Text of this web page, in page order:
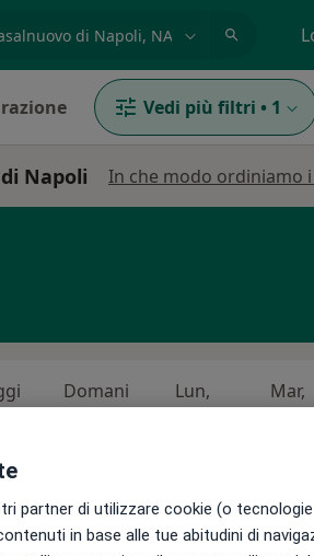
Vedi più filtri • 1
Napoli In che modo ordiniamo
Domani
9 Ago
Lun,
10 Ago
Mar,
11 Ago
di attivare le prenotazioni
partner di utilizzare cookie (o
in base alle tue abitudini di